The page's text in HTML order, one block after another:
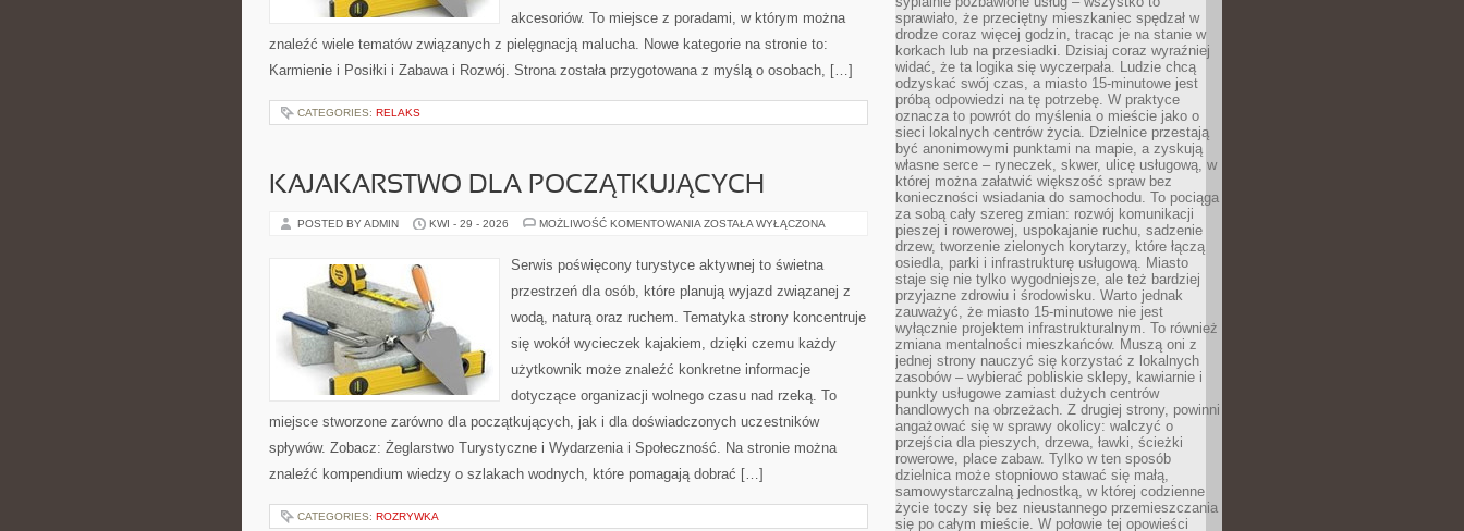
akcesoriów. To miejsce z poradami, w którym można
znaleźć wiele tematów związanych z pielęgnacją malucha. Nowe kategorie na stronie to:
Karmienie i Posiłki i Zabawa i Rozwój. Strona została przygotowana z myślą o osobach, […]
CATEGORIES: RELAKS
KAJAKARSTWO DLA POCZĄTKUJĄCYCH
POSTED BY ADMIN KWI - 29 - 2026 MOŻLIWOŚĆ KOMENTOWANIA KAJAKARSTWO
ZOSTAŁA WYŁĄCZONA
Serwis poświęcony turystyce aktywnej to świetna
przestrzeń dla osób, które planują wyjazd związanej z
wodą, naturą oraz ruchem. Tematyka strony koncentruje
się wokół wycieczek kajakiem, dzięki czemu każdy
użytkownik może znaleźć konkretne informacje
dotyczące organizacji wolnego czasu nad rzeką. To
miejsce stworzone zarówno dla początkujących, jak i dla doświadczonych uczestników
spływów. Zobacz: Żeglarstwo Turystyczne i Wydarzenia i Społeczność. Na stronie można
znaleźć kompendium wiedzy o szlakach wodnych, które pomagają dobrać […]
CATEGORIES: ROZRYWKA
sprawiało, że przeciętny mieszkaniec spędzał w
drodze coraz więcej godzin, tracąc je na stanie w
korkach lub na przesiadki. Dzisiaj coraz wyraźniej
widać, że ta logika się wyczerpała. Ludzie chcą
odzyskać swój czas, a miasto 15-minutowe jest
próbą odpowiedzi na tę potrzebę. W praktyce
oznacza to powrót do myślenia o mieście jako o
sieci lokalnych centrów życia. Dzielnice przestają
być anonimowymi punktami na mapie, a zyskują
własne serce – ryneczek, skwer, ulicę usługową, w
której można załatwić większość spraw bez
konieczności wsiadania do samochodu. To pociąga
za sobą cały szereg zmian: rozwój komunikacji
pieszej i rowerowej, uspokajanie ruchu, sadzenie
drzew, tworzenie zielonych korytarzy, które łączą
osiedla, parki i infrastrukturę usługową. Miasto
staje się nie tylko wygodniejsze, ale też bardziej
przyjazne zdrowiu i środowisku. Warto jednak
zauważyć, że miasto 15-minutowe nie jest
wyłącznie projektem infrastrukturalnym. To również
zmiana mentalności mieszkańców. Muszą oni z
jednej strony nauczyć się korzystać z lokalnych
zasobów – wybierać pobliskie sklepy, kawiarnie i
punkty usługowe zamiast dużych centrów
handlowych na obrzeżach. Z drugiej strony, powinni
angażować się w sprawy okolicy: walczyć o
przejścia dla pieszych, drzewa, ławki, ścieżki
rowerowe, place zabaw. Tylko w ten sposób
dzielnica może stopniowo stawać się małą,
samowystarczalną jednostką, w której codzienne
życie toczy się bez nieustannego przemieszczania
się po całym mieście. W połowie tej opowieści